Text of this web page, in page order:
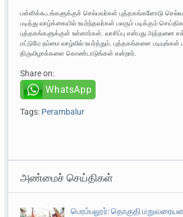
பள்ளிக்கூடங்களுக்குச் செல்பவர்கள் புத்தகங்களோடு
படித்து வாழ்க்கையில் உயர்ந்தவர்கள் பலரும் படிக்கும்
புத்தகங்களுக்குள் உள்ளார்கள். வாசிப்பு என்பது அத்தனை
மட்டுமே நம்மை வாழ்வில் உயர்த்தும். புத்தகங்களை படியுங்கள்
திருவிழாக்களை கொண்டாடுங்கள் என்றார்.
Share on:
WhatsApp
Tags: Perambalur
அண்மைச் செய்திகள்
பெரம்பலூர்: தொகுதி